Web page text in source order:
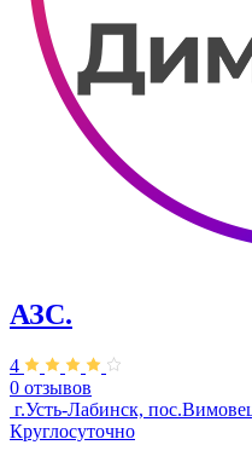
АЗС.
4
0 отзывов
г.Усть-Лабинск,
Круглосуточно